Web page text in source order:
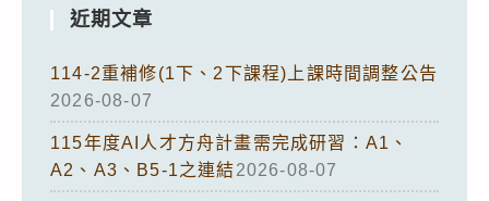
近期文章
114-2重補修(1下、2下課程)上課時間調整公告
2026-08-07
115年度AI人才方舟計畫需完成研習：A1、
A2、A3、B5-1之連結2026-08-07